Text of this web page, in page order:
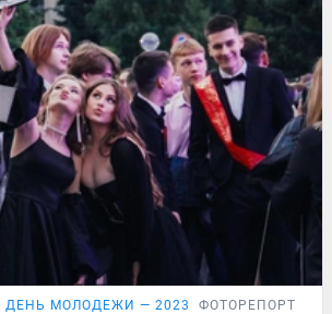
ДЕНЬ МОЛОДЕЖИ — 2023 ФОТОРЕПОРТАЖ